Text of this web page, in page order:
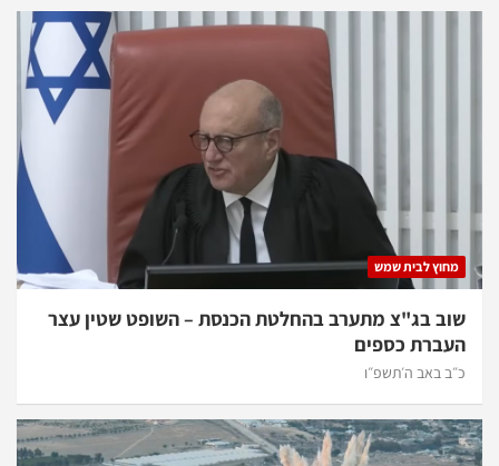
מחוץ לבית שמש
שוב בג"צ מתערב בהחלטת הכנסת – השופט שטין עצר
העברת כספים
כ״ב באב ה׳תשפ״ו